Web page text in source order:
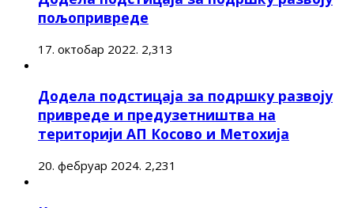
пољопривреде
17. октобар 2022. 2,313
Додела подстицаја за подршку развоју
привреде и предузетништва на
територији АП Косово и Метохија
20. фебруар 2024. 2,231